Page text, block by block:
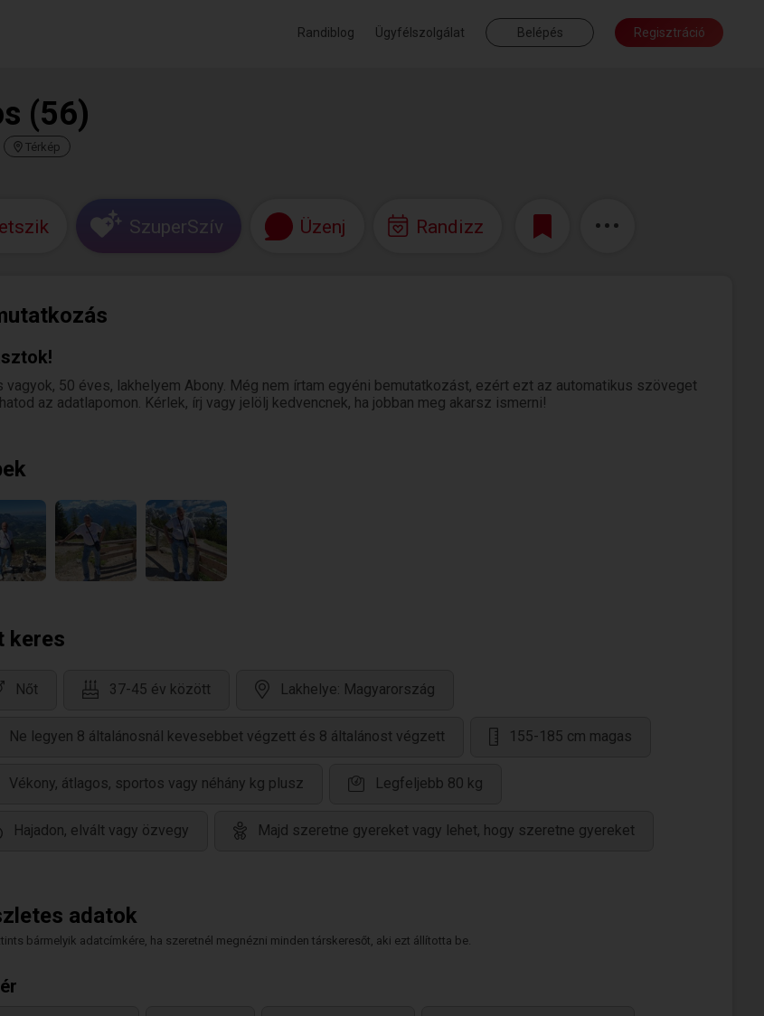
Randiblog Ügyfélszolgálat Belépés Regisztráció
(56)
Térkép
SzuperSzív Üzenj Randizz
vagyok, 50 éves, lakhelyem Abony. Még nem írtam egyéni bemutatkozást, ezért ezt az automatikus szöveget
az adatlapomon. Kérlek, írj vagy jelölj kedvencnek, ha jobban meg akarsz ismerni!
keres
Nőt 37-45 év között Lakhelye: Magyarország
Ne legyen 8 általánosnál kevesebbet végzett és 8 általánost végzett 155-185 cm magas
Vékony, átlagos, sportos vagy néhány kg plusz Legfeljebb 80 kg
Hajadon, elvált vagy özvegy Majd szeretne gyereket vagy lehet, hogy szeretne gyereket
adatok
bármelyik adatcímkére, ha szeretnél megnézni minden társkeresőt, aki ezt állította be.